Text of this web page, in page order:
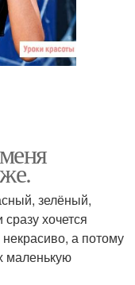
зелёный,
хочется
а потому
маленькую